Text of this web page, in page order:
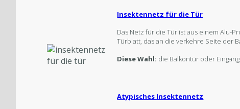
Insektennetz für die Tür
Das Netz für die Tür ist aus einem Alu-
Türblatt, das an die verkehre Seite der
Diese Wahl: die Balkontür oder
Atypisches Insektennetz